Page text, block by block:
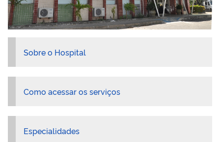
Sobre o Hospital
Como acessar os serviços
Especialidades